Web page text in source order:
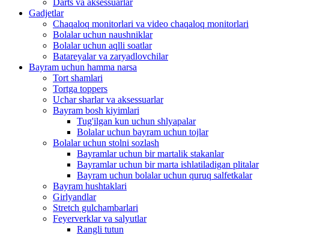
Darts va aksessuarlar
Gadjetlar
Chaqaloq monitorlari va video chaqaloq monitorlari
Bolalar uchun naushniklar
Bolalar uchun aqlli soatlar
Batareyalar va zaryadlovchilar
Bayram uchun hamma narsa
Tort shamlari
Tortga toppers
Uchar sharlar va aksessuarlar
Bayram bosh kiyimlari
Tug'ilgan kun uchun shlyapalar
Bolalar uchun bayram uchun tojlar
Bolalar uchun stolni sozlash
Bayramlar uchun bir martalik stakanlar
Bayramlar uchun bir marta ishlatiladigan plitalar
Bayram uchun bolalar uchun quruq salfetkalar
Bayram hushtaklari
Girlyandlar
Stretch gulchambarlari
Feyerverklar va salyutlar
Rangli tutun